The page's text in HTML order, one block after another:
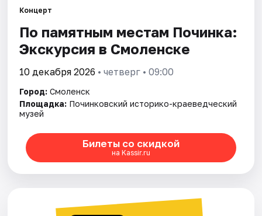
Концерт
По памятным местам Починка:
Экскурсия в Смоленске
10 декабря 2026 • четверг • 09:00
Город: Смоленск
Площадка: Починковский историко-краеведческий
музей
Билеты со скидкой
на Kassir.ru